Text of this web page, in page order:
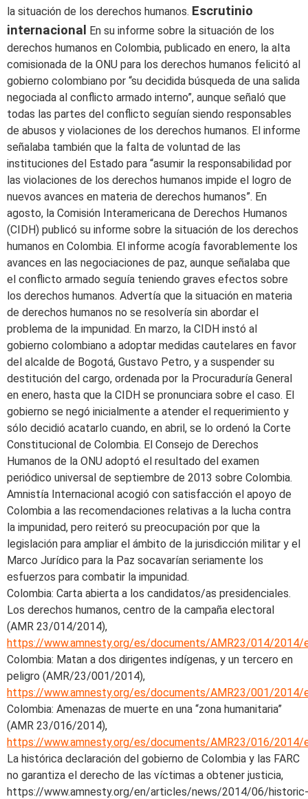
la situación de los derechos humanos. Escrutinio
internacional En su informe sobre la situación de los
derechos humanos en Colombia, publicado en enero, la alta
comisionada de la ONU para los derechos humanos felicitó al
gobierno colombiano por “su decidida búsqueda de una salida
negociada al conflicto armado interno”, aunque señaló que
todas las partes del conflicto seguían siendo responsables
de abusos y violaciones de los derechos humanos. El informe
señalaba también que la falta de voluntad de las
instituciones del Estado para “asumir la responsabilidad por
las violaciones de los derechos humanos impide el logro de
nuevos avances en materia de derechos humanos”. En
agosto, la Comisión Interamericana de Derechos Humanos
(CIDH) publicó su informe sobre la situación de los derechos
humanos en Colombia. El informe acogía favorablemente los
avances en las negociaciones de paz, aunque señalaba que
el conflicto armado seguía teniendo graves efectos sobre
los derechos humanos. Advertía que la situación en materia
de derechos humanos no se resolvería sin abordar el
problema de la impunidad. En marzo, la CIDH instó al
gobierno colombiano a adoptar medidas cautelares en favor
del alcalde de Bogotá, Gustavo Petro, y a suspender su
destitución del cargo, ordenada por la Procuraduría General
en enero, hasta que la CIDH se pronunciara sobre el caso. El
gobierno se negó inicialmente a atender el requerimiento y
sólo decidió acatarlo cuando, en abril, se lo ordenó la Corte
Constitucional de Colombia. El Consejo de Derechos
Humanos de la ONU adoptó el resultado del examen
periódico universal de septiembre de 2013 sobre Colombia.
Amnistía Internacional acogió con satisfacción el apoyo de
Colombia a las recomendaciones relativas a la lucha contra
la impunidad, pero reiteró su preocupación por que la
legislación para ampliar el ámbito de la jurisdicción militar y el
Marco Jurídico para la Paz socavarían seriamente los
esfuerzos para combatir la impunidad.
Colombia: Carta abierta a los candidatos/as presidenciales.
Los derechos humanos, centro de la campaña electoral
(AMR 23/014/2014),
https://www.amnesty.org/es/documents/AMR23/014/2014/
Colombia: Matan a dos dirigentes indígenas, y un tercero en
peligro (AMR/23/001/2014),
https://www.amnesty.org/es/documents/AMR23/001/2014/
Colombia: Amenazas de muerte en una “zona humanitaria”
(AMR 23/016/2014),
https://www.amnesty.org/es/documents/AMR23/016/2014/
La histórica declaración del gobierno de Colombia y las FARC
no garantiza el derecho de las víctimas a obtener justicia,
https://www.amnesty.org/en/articles/news/2014/06/historic-